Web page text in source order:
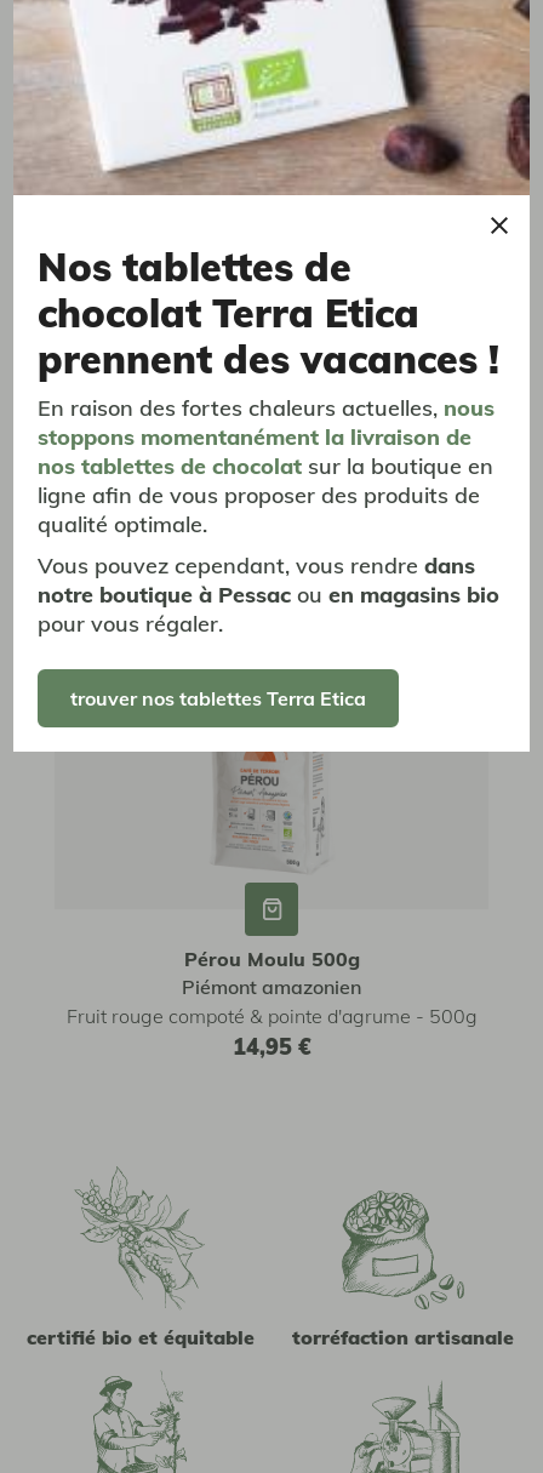
Café de Terroir
Café de Terroir
Pérou Grains 1Kg
Piémont amazonien
Fruit rouge compoté & pointe d'agrume - 1kg
29,77 €
Café de Terroir
Café de Terroir
Pérou Moulu 500g
Piémont amazonien
Fruit rouge compoté & pointe d'agrume - 500g
14,95 €
certifié bio et équitable torréfaction artisanale
Nos tablettes de
chocolat Terra Etica
prennent des vacances !
En raison des fortes chaleurs actuelles, nous
stoppons momentanément la livraison de
nos tablettes de chocolat sur la boutique en
ligne afin de vous proposer des produits de
qualité optimale.
Vous pouvez cependant, vous rendredans
notre boutique à Pessac ouen magasins bio
pour vous régaler.
trouver nos tablettes Terra Etica